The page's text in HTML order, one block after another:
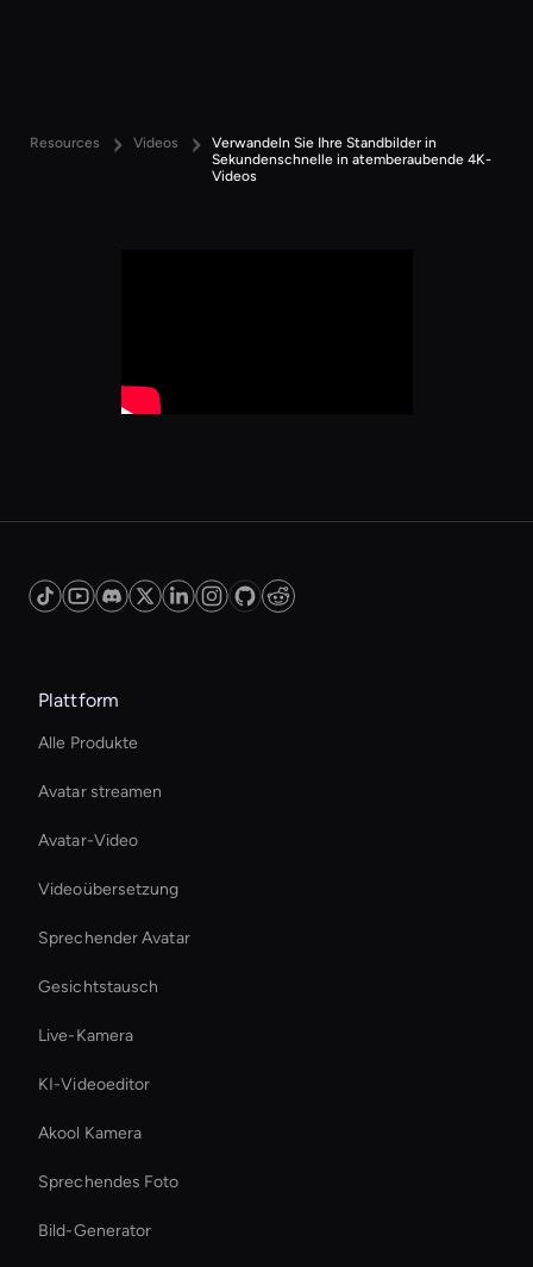
Resources Videos
Verwandeln Sie Ihre Standbilder in
Sekundenschnelle in atemberaubende 4K-
Videos
Plattform
Alle Produkte
Avatar streamen
Avatar-Video
Videoübersetzung
Sprechender Avatar
Gesichtstausch
Live-Kamera
KI-Videoeditor
Akool Kamera
Sprechendes Foto
Bild-Generator